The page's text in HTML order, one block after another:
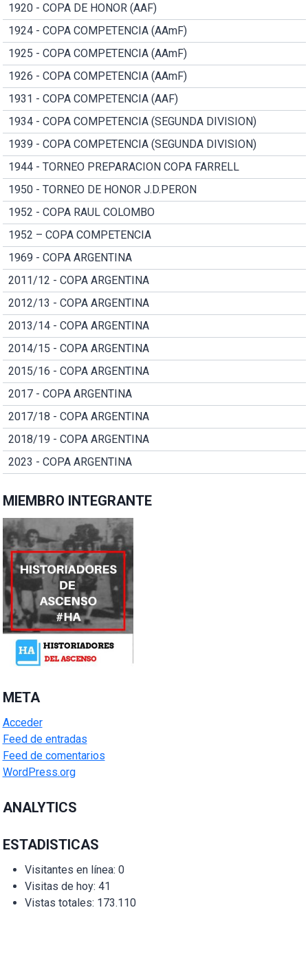
1920 - COPA DE HONOR (AAF)
1924 - COPA COMPETENCIA (AAmF)
1925 - COPA COMPETENCIA (AAmF)
1926 - COPA COMPETENCIA (AAmF)
1931 - COPA COMPETENCIA (AAF)
1934 - COPA COMPETENCIA (SEGUNDA DIVISION)
1939 - COPA COMPETENCIA (SEGUNDA DIVISION)
1944 - TORNEO PREPARACION COPA FARRELL
1950 - TORNEO DE HONOR J.D.PERON
1952 - COPA RAUL COLOMBO
1952 – COPA COMPETENCIA
1969 - COPA ARGENTINA
2011/12 - COPA ARGENTINA
2012/13 - COPA ARGENTINA
2013/14 - COPA ARGENTINA
2014/15 - COPA ARGENTINA
2015/16 - COPA ARGENTINA
2017 - COPA ARGENTINA
2017/18 - COPA ARGENTINA
2018/19 - COPA ARGENTINA
2023 - COPA ARGENTINA
MIEMBRO INTEGRANTE
META
Acceder
Feed de entradas
Feed de comentarios
WordPress.org
ANALYTICS
ESTADISTICAS
Visitantes en línea: 0
Visitas de hoy: 41
Vistas totales: 173.110